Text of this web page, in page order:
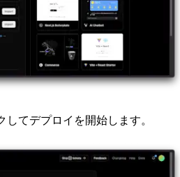
てデプロイを開始します。